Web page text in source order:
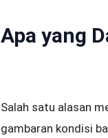
Apa yang
Salah satu alasan
gambaran kondisi